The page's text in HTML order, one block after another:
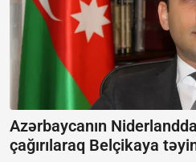
Azərbaycanın
çağırılaraq Belçikaya